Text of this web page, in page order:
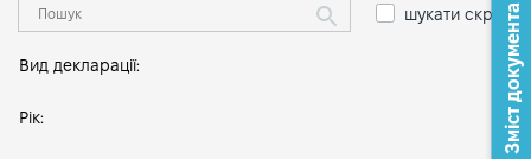
шукати скрізь
Вид декларації:
Рік: Зміст документа